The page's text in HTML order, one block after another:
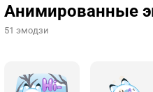
Анимированные
51 эмодзи